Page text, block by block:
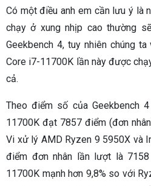
Có một điều anh em cần lưu ý là
chạy ở xung nhịp cao thường
Geekbench 4, tuy nhiên chúng
Core i7-11700K lần này được
cả.
Theo điểm số của Geekbench
11700K đạt 7857 điểm (đơn
Vi xử lý AMD Ryzen 9 5950X và
điểm đơn nhân lần lượt là
11700K mạnh hơn 9,8% so với